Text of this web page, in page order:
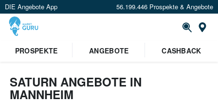
DIE Angebote App 56.199.446 Prospekte & Angebote
PROSPEKTE
ANGEBOTE CASHBACK
SATURN ANGEBOTE IN
MANNHEIM